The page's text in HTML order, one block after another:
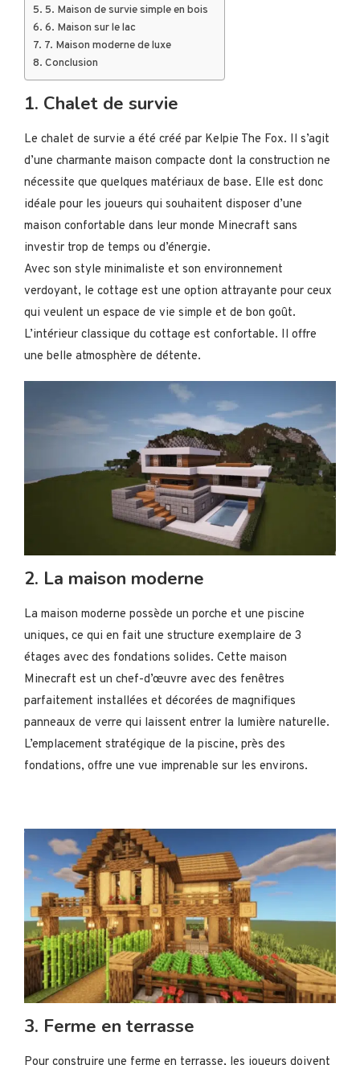
5. Maison de survie simple en bois
6. Maison sur le lac
7. Maison moderne de luxe
Conclusion
1. Chalet de survie
Le chalet de survie a été créé par Kelpie The Fox. Il s’agit
d’une charmante maison compacte dont la construction ne
nécessite que quelques matériaux de base. Elle est donc
idéale pour les joueurs qui souhaitent disposer d’une
maison confortable dans leur monde Minecraft sans
investir trop de temps ou d’énergie.
Avec son style minimaliste et son environnement
verdoyant, le cottage est une option attrayante pour ceux
qui veulent un espace de vie simple et de bon goût.
L’intérieur classique du cottage est confortable. Il offre
une belle atmosphère de détente.
2. La maison moderne
La maison moderne possède un porche et une piscine
uniques, ce qui en fait une structure exemplaire de 3
étages avec des fondations solides. Cette maison
Minecraft est un chef-d’œuvre avec des fenêtres
parfaitement installées et décorées de magnifiques
panneaux de verre qui laissent entrer la lumière naturelle.
L’emplacement stratégique de la piscine, près des
fondations, offre une vue imprenable sur les environs.
3. Ferme en terrasse